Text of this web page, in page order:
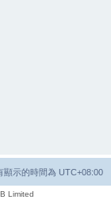
顯示的時間為 UTC+08:00
Limited